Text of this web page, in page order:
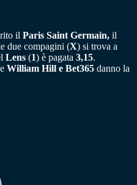
il Paris Saint Germain, il
due compagini (X) si trova a
Lens (1) è pagata 3,15.
William Hill e Bet365 danno la